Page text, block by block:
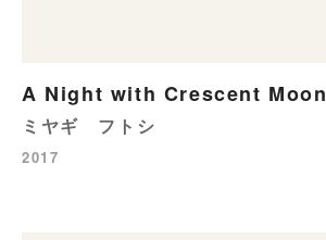
A Night with Crescent Moon
ミヤギ フトシ
2017